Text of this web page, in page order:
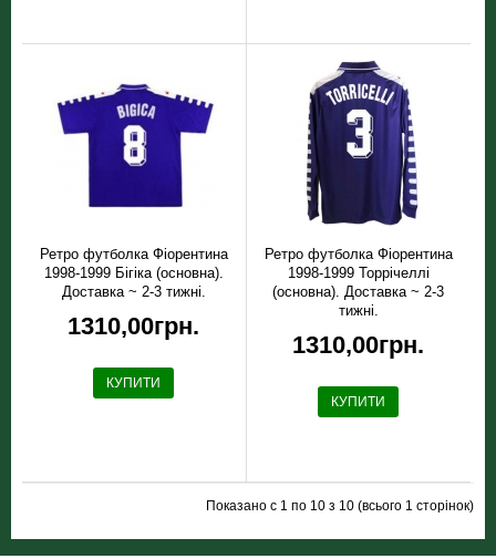
Ретро футболка Фiорентина
1998-1999 Бігіка (основна).
Доставка ~ 2-3 тижні.
1310,00грн.
КУПИТИ
Ретро футболка Фiорентина
1998-1999 Торрічеллі
(основна). Доставка ~ 2-3
тижні.
1310,00грн.
КУПИТИ
Показано с 1 по 10 з 10 (всього 1 сторінок)